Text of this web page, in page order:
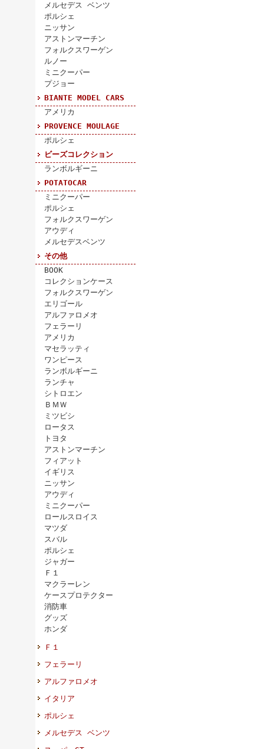
メルセデス ベンツ
ポルシェ
ニッサン
アストンマーチン
フォルクスワーゲン
ルノー
ミニクーパー
プジョー
BIANTE MODEL CARS
アメリカ
PROVENCE MOULAGE
ポルシェ
ビーズコレクション
ランボルギーニ
POTATOCAR
ミニクーパー
ポルシェ
フォルクスワーゲン
アウディ
メルセデスベンツ
その他
BOOK
コレクションケース
フォルクスワーゲン
エリゴール
アルファロメオ
フェラーリ
アメリカ
マセラッティ
ワンピース
ランボルギーニ
ランチャ
シトロエン
ＢＭＷ
ミツビシ
ロータス
トヨタ
アストンマーチン
フィアット
イギリス
ニッサン
アウディ
ミニクーパー
ロールスロイス
マツダ
スバル
ポルシェ
ジャガー
Ｆ１
マクラーレン
ケースプロテクター
消防車
グッズ
ホンダ
Ｆ１
フェラーリ
アルファロメオ
イタリア
ポルシェ
メルセデス ベンツ